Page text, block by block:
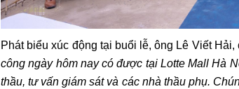
Phát biểu xúc động tại buổi lễ, ông Lê Viết
công ngày hôm nay có được tại Lotte Mall Hà
thầu, tư vấn giám sát và các nhà thầu phụ.